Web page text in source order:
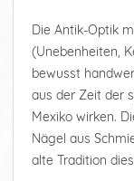
Die Antik-Optik
(Unebenheiten,
bewusst
aus der Zeit der
Mexiko wirken.
Nägel aus
alte Tradition